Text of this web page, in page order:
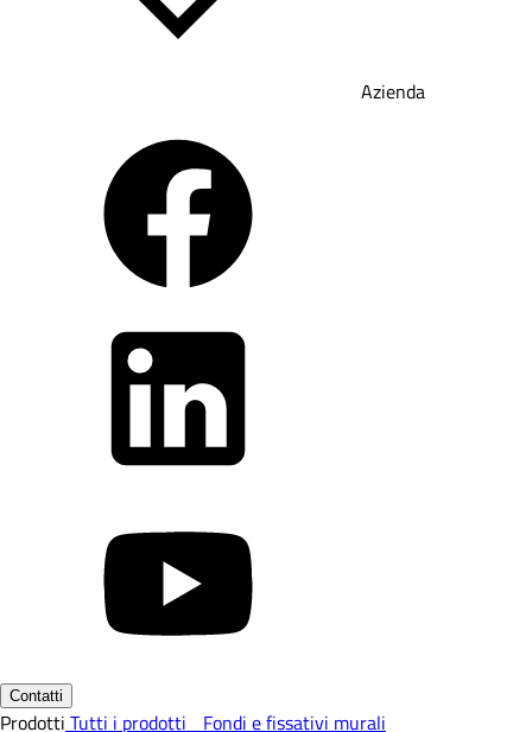
Azienda
Contatti
Prodotti Tutti i prodotti Fondi e fissativi murali